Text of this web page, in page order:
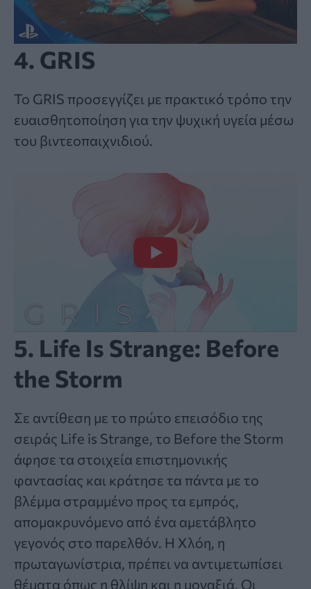
4. GRIS
Το GRIS προσεγγίζει με πρακτικό τρόπο την
ευαισθητοποίηση για την ψυχική υγεία μέσω
του βιντεοπαιχνιδιού.
5. Life Is Strange: Before
the Storm
Σε αντίθεση με το πρώτο επεισόδιο της
σειράς Life is Strange, το Before the Storm
άφησε τα στοιχεία επιστημονικής
φαντασίας και κράτησε τα πάντα με το
βλέμμα στραμμένο προς τα εμπρός,
απομακρυνόμενο από ένα αμετάβλητο
γεγονός στο παρελθόν. Η Χλόη, η
πρωταγωνίστρια, πρέπει να αντιμετωπίσει
θέματα όπως η θλίψη και η μοναξιά. Οι